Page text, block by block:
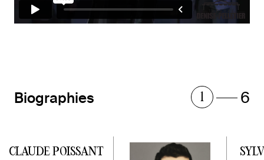
Biographies 1 6
CLAUDE POISSANT